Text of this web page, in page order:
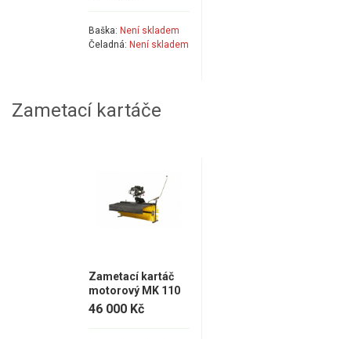
Baška: Není skladem
Čeladná: Není skladem
Zametací kartáče
Zametací kartáč
motorový MK 110
Sweeper
46 000 Kč